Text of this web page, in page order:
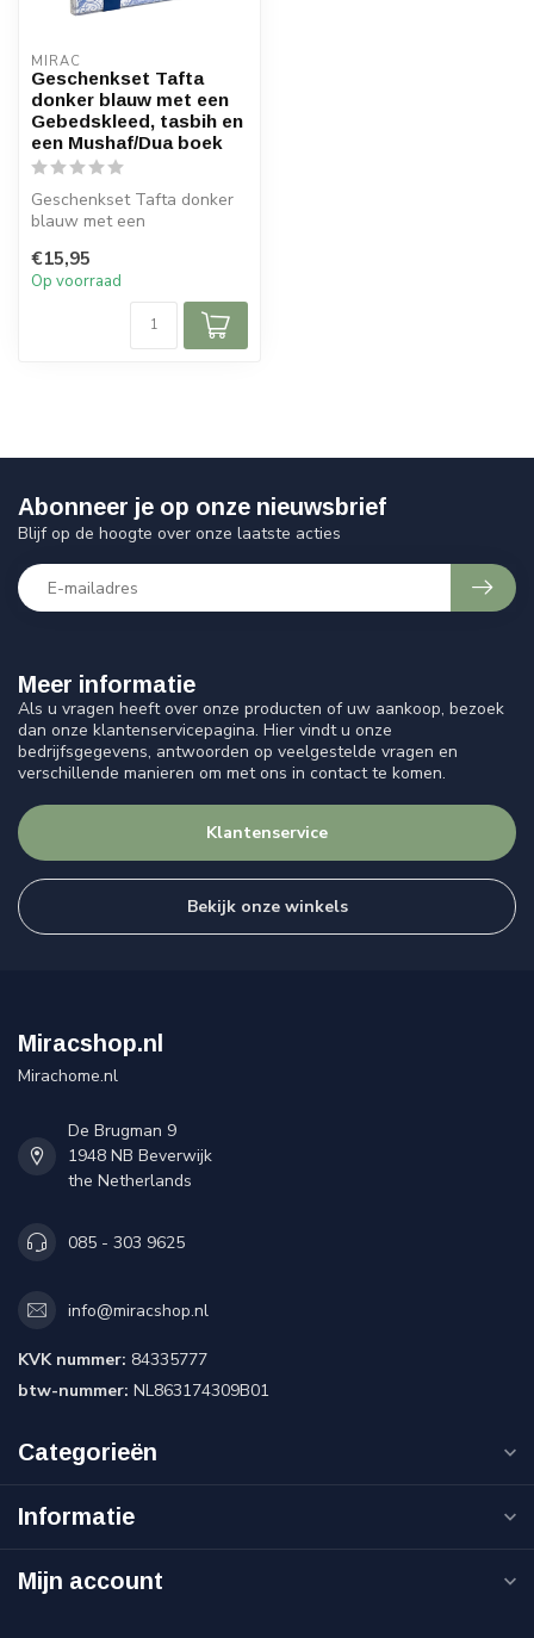
MIRAC
Geschenkset Tafta
donker blauw met een
Gebedskleed, tasbih en
een Mushaf/Dua boek
Geschenkset Tafta donker
blauw met een
Mushaf/Dua boe...
€15,95
Op voorraad
Meer informatie
Als u vragen heeft over onze producten of uw aankoop, bezoek
dan onze klantenservicepagina. Hier vindt u onze
bedrijfsgegevens, antwoorden op veelgestelde vragen en
verschillende manieren om met ons in contact te komen.
Klantenservice
Bekijk onze winkels
Abonneer je op onze nieuwsbrief
Blijf op de hoogte over onze laatste acties
Miracshop.nl
Mirachome.nl
De Brugman 9
1948 NB Beverwijk
the Netherlands
085 - 303 9625
info@miracshop.nl
KVK nummer: 84335777
btw-nummer: NL863174309B01
Categorieën
Informatie
Mijn account